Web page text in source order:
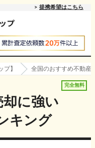
提携希望はこちら
】 全国のおすすめ不動産
完全無料
に強い
キング